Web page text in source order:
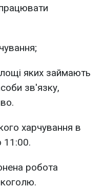
яких займають
зв'язку,
харчування в
11:00.
робота